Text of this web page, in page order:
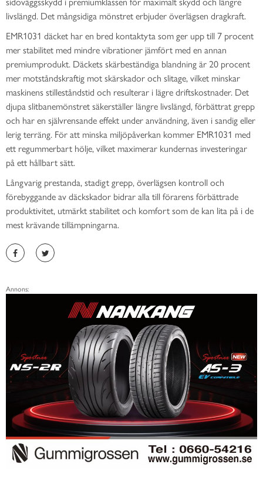
livslängd. Det mångsidiga mönstret erbjuder överlägsen dragkraft.
EMR1031 däcket har en bred kontaktyta som ger upp till 7 procent
mer stabilitet med mindre vibrationer jämfört med en annan
premiumprodukt. Däckets skärbeständiga blandning är 20 procent
mer motståndskraftig mot skärskador och slitage, vilket minskar
maskinens stilleståndstid och resulterar i lägre driftskostnader. Det
djupa slitbanemönstret säkerställer längre livslängd, förbättrat grepp
och har en självrensande effekt under användning, även i sandig eller
lerig terräng. För att minska miljöpåverkan kommer EMR1031 med
ett regummerbart hölje, vilket maximerar kundernas investeringar
på ett hållbart sätt.
Långvarig prestanda, stadigt grepp, överlägsen kontroll och
förebyggande av däckskador bidrar alla till förarens förbättrade
produktivitet, utmärkt stabilitet och komfort som de kan lita på i de
mest krävande tillämpningarna.
Annons: